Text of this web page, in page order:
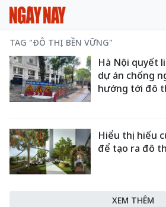
TAG "ĐÔ THỊ BỀN VỮNG"
Hà Nội quyết
dự án chống
hướng tới đô
Hiểu thị hiếu
để tạo ra đô
XEM THÊM